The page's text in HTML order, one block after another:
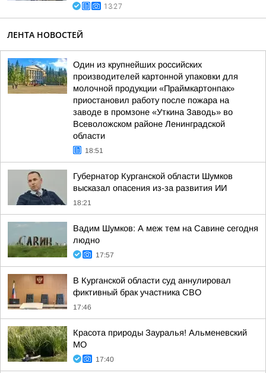
13:27
ЛЕНТА НОВОСТЕЙ
Один из крупнейших российских
производителей картонной упаковки для
молочной продукции «Праймкартонпак»
приостановил работу после пожара на
заводе в промзоне «Уткина Заводь» во
Всеволожском районе Ленинградской
области
18:51
Губернатор Курганской области Шумков
высказал опасения из-за развития ИИ
18:21
Вадим Шумков: А меж тем на Савине сегодня
людно
17:57
В Курганской области суд аннулировал
фиктивный брак участника СВО
17:46
Красота природы Зауралья! Альменевский
МО
17:40